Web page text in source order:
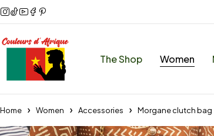
The Shop Women
Home Women Accessories Morgane clutch bag